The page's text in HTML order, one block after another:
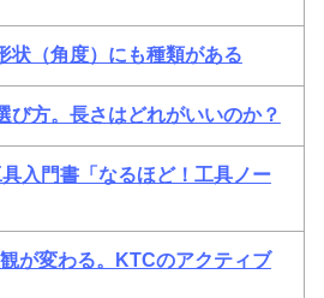
状（角度）にも種類がある
び方。長さはどれがいいのか？
入門書「なるほど！工具ノー
が変わる。KTCのアクティブ